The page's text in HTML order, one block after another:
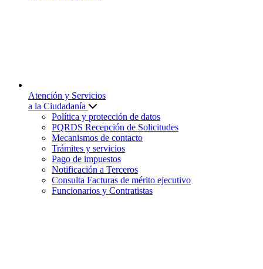
Atención y Servicios
a la Ciudadanía
Política y protección de datos
PQRDS Recepción de Solicitudes
Mecanismos de contacto
Trámites y servicios
Pago de impuestos
Notificación a Terceros
Consulta Facturas de mérito ejecutivo
Funcionarios y Contratistas